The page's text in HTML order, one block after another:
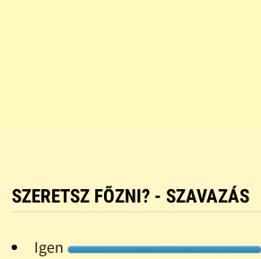
SZERETSZ FÕZNI? - SZAVAZÁS
Igen